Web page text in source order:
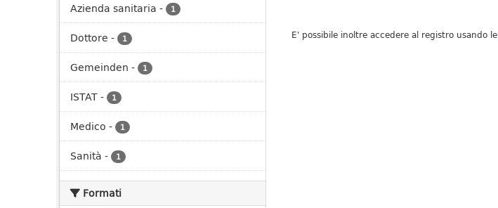
Azienda sanitaria - 1
Dottore - 1
Gemeinden - 1
ISTAT- 1
Medico - 1
Sanità - 1
Formati
E' possibile inoltre accedere al registro usando le